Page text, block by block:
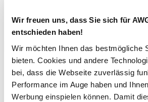
Wir freuen uns, dass Sie sich für
entschieden haben!
Wir möchten Ihnen das bestmögliche
bieten. Cookies und andere
bei, dass die Webseite zuverlässig
Performance im Auge haben und
Werbung einspielen können. Damit
19,99 €
-47%
Jim Spencer
Herren Shirt mit Brusttasche
-50%
Herren